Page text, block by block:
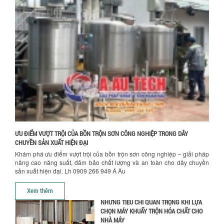
Hướng dẫn thanh toán mua hàng
ƯU ĐIỂM VƯỢT TRỘI CỦA BỒN TRỘN SƠN CÔNG NGHIỆP TRONG DÂY
CHUYỀN SẢN XUẤT HIỆN ĐẠI
Khám phá ưu điểm vượt trội của bồn trộn sơn công nghiệp – giải pháp
nâng cao năng suất, đảm bảo chất lượng và an toàn cho dây chuyền
sản xuất hiện đại. Lh 0909 266 949 Á Âu
Xem thêm
VÌ SAO DOANH NGHIỆP NÊN CHỌN MÁY
NGHIỀN MÀU SƠN Á ÂU?
Khám phá lý do doanh nghiệp nên
chọn máy nghiền màu sơn Á Âu: hiệu
suất cao, kiểm soát nhiệt tốt, tiết kiệm
ƯU ĐÃI ĐẶC BIỆT: GIÁ MÁY KHUẤY SƠN
CÔNG NGHIỆP GIẢM SỐC
Ưu đãi đặc biệt: Giá máy khuấy sơn
công nghiệp giảm sốc lên đến 20%.
Tiết kiệm chi phí, nhận ngay máy
khuấy...
TỐI ƯU CHI PHÍ SẢN XUẤT VỚI MÁY TRỘN
Khám phá cách máy trộn sơn công
nghiệp giúp doanh nghiệp tiết kiệm
nguyên liệu, nhân công và chi phí vận
NHỮNG TIÊU CHÍ QUAN TRỌNG KHI LỰA
CHỌN MÁY KHUẤY TRỘN HÓA CHẤT CHO
NHÀ MÁY